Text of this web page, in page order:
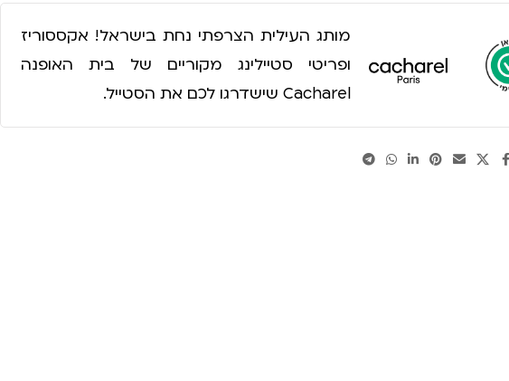
מותג העילית הצרפתי נחת בישראל! אקססוריז
ופריטי סטיילינג מקוריים של בית האופנה
Cacharel שישדרגו לכם את הסטייל.